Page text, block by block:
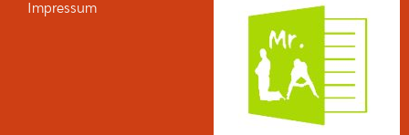
Impressum